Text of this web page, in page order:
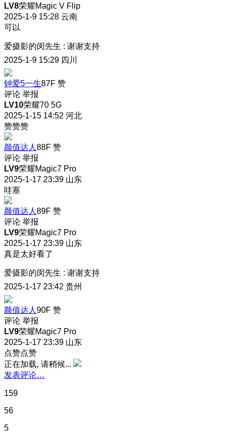
LV8荣耀Magic V Flip
2025-1-9 15:28 云南
可以
爱摄影的闵先生 : 谢谢支持
2025-1-9 15:29 四川
钟爱5一生87F 赞
评论 举报
LV10荣耀70 5G
2025-1-15 14:52 河北
赞赞赞
颜值达人 88F 赞
评论 举报
LV9荣耀Magic7 Pro
2025-1-17 23:39 山东
哇塞
颜值达人 89F 赞
评论 举报
LV9荣耀Magic7 Pro
2025-1-17 23:39 山东
真是太好看了
爱摄影的闵先生 : 谢谢支持
2025-1-17 23:42 贵州
颜值达人 90F 赞
评论 举报
LV9荣耀Magic7 Pro
2025-1-17 23:39 山东
点赞点赞
正在加载, 请稍候...
发表评论…
159
56
5